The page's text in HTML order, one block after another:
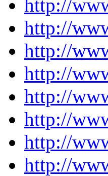
http://
http://
http://
http://
http://
http://
http://
http://